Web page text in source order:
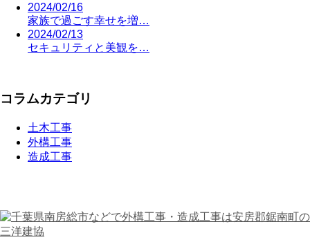
2024/02/16
家族で過ごす幸せを増…
2024/02/13
セキュリティと美観を…
コラムカテゴリ
土木工事
外構工事
造成工事